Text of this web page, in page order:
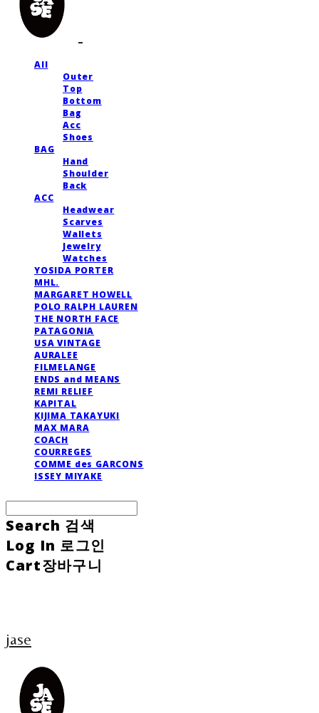
All
Outer
Top
Bottom
Bag
Acc
Shoes
BAG
Hand
Shoulder
Back
ACC
Headwear
Scarves
Wallets
Jewelry
Watches
YOSIDA PORTER
MHL.
MARGARET HOWELL
POLO RALPH LAUREN
THE NORTH FACE
PATAGONIA
USA VINTAGE
AURALEE
FILMELANGE
ENDS and MEANS
REMI RELIEF
KAPITAL
KIJIMA TAKAYUKI
MAX MARA
COACH
COURREGES
COMME des GARCONS
ISSEY MIYAKE
Search 검색
Log In 로그인
Cart장바구니
jase